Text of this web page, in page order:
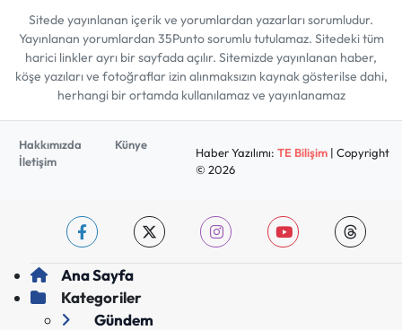
Sitede yayınlanan içerik ve yorumlardan yazarları sorumludur.
Yayınlanan yorumlardan 35Punto sorumlu tutulamaz. Sitedeki tüm
harici linkler ayrı bir sayfada açılır. Sitemizde yayınlanan haber,
köşe yazıları ve fotoğraflar izin alınmaksızın kaynak gösterilse dahi,
herhangi bir ortamda kullanılamaz ve yayınlanamaz
Hakkımızda
Künye
İletişim
Haber Yazılımı: TE Bilişim| Copyright
© 2026
Ana Sayfa
Kategoriler
Gündem